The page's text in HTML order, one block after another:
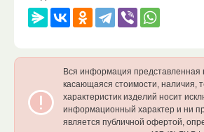
Вся информация представленная
касающаяся стоимости, наличия,
характеристик изделий носит
информационный характер и ни
является публичной офертой,